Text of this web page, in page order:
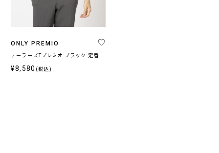
ONLY PREMIO
テーラーズTプレミオ ブラック 定番
¥8,580 (税込)